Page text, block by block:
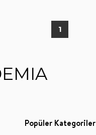
1
Popüler Kategoriler